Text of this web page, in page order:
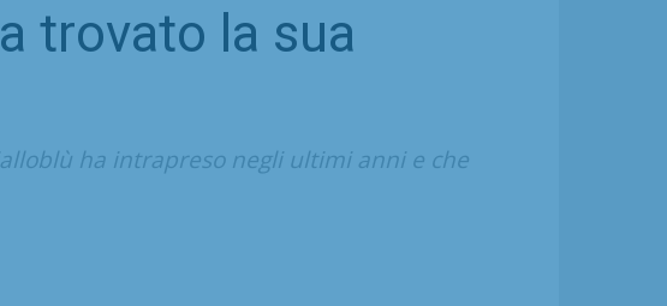
trovato la sua
ha intrapreso negli ultimi anni e che